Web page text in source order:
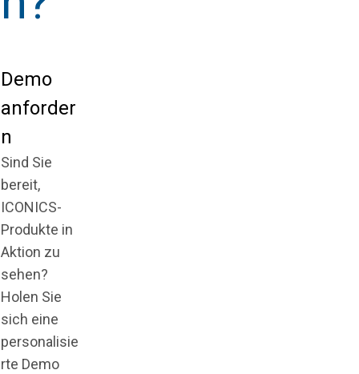
Demo
anforder
n
Sind Sie
bereit,
ICONICS-
Produkte in
Aktion zu
sehen?
Holen Sie
sich eine
personalisie
rte Demo